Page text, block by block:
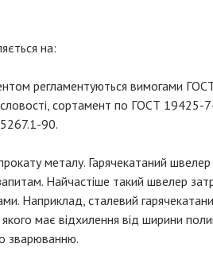
на:
регламентуються вимогами
сортамент по ГОСТ 19425-
90.
металу. Гарячекатаний швелер
Найчастіше такий швелер
Наприклад, сталевий
має відхилення від ширини
зварюванню.